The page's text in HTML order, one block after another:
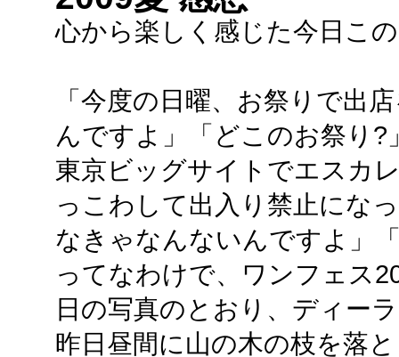
心から楽しく感じた今日こ
「今度の日曜、お祭りで出
んですよ」「どこのお祭り?
東京ビッグサイトでエスカ
っこわして出入り禁止にな
なきゃなんないんですよ」
ってなわけで、ワンフェス
日の写真のとおり、ディー
昨日昼間に山の木の枝を落